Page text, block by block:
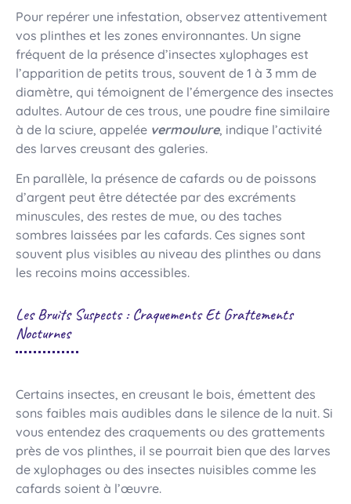
Pour repérer une infestation, observez attentivement
vos plinthes et les zones environnantes. Un signe
fréquent de la présence d’insectes xylophages est
l’apparition de petits trous, souvent de 1 à 3 mm de
diamètre, qui témoignent de l’émergence des insectes
adultes. Autour de ces trous, une poudre fine similaire
à de la sciure, appelée vermoulure, indique l’activité
des larves creusant des galeries.
En parallèle, la présence de cafards ou de poissons
d’argent peut être détectée par des excréments
minuscules, des restes de mue, ou des taches
sombres laissées par les cafards. Ces signes sont
souvent plus visibles au niveau des plinthes ou dans
les recoins moins accessibles.
Les Bruits Suspects : Craquements Et Grattements
Nocturnes
Certains insectes, en creusant le bois, émettent des
sons faibles mais audibles dans le silence de la nuit. Si
vous entendez des craquements ou des grattements
près de vos plinthes, il se pourrait bien que des larves
de xylophages ou des insectes nuisibles comme les
cafards soient à l’œuvre.